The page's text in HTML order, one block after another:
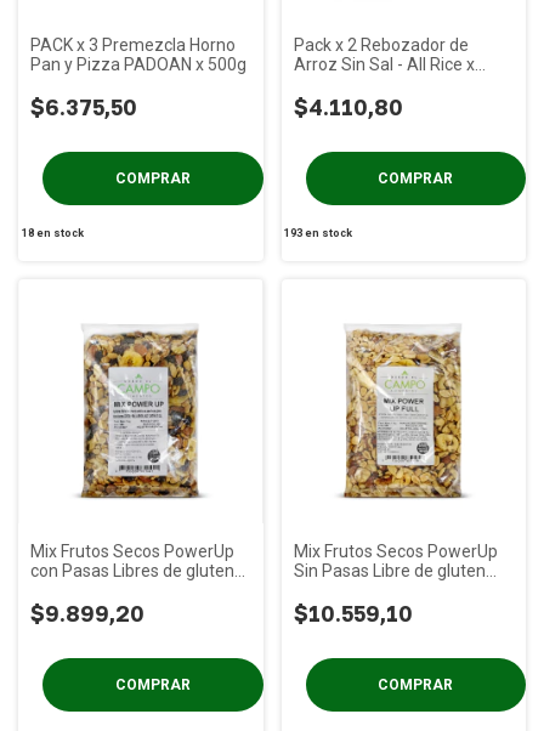
PACK x 3 Premezcla Horno
Pan y Pizza PADOAN x 500g
$6.375,50
18en stock
Pack x 2 Rebozador de
Arroz Sin Sal - All Rice x
$4.110,80
193 en stock
Mix Frutos Secos PowerUp
con Pasas Libres de gluten
$9.899,20
Mix Frutos Secos PowerUp
Sin Pasas Libre de gluten
$10.559,10